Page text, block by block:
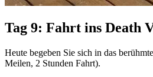
Tag 9: Fahrt ins Death
Heute begeben Sie sich in das berühmte
Meilen, 2 Stunden Fahrt).